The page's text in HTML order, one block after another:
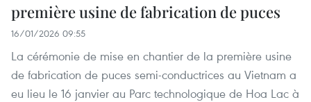
première usine de fabrication de puces
16/01/2026 09:55
La cérémonie de mise en chantier de la première usine
de fabrication de puces semi-conductrices au Vietnam a
eu lieu le 16 janvier au Parc technologique de Hoa Lac à